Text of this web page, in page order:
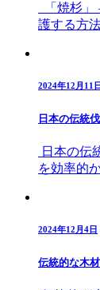
「焼杉」
護する方
2024年12月11日
日本の伝統
日本の伝
を効率的
2024年12月4日
伝統的な木